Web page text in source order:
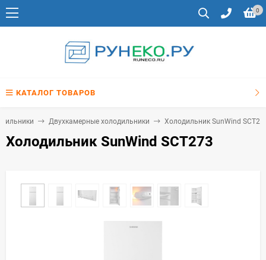
0
КАТАЛОГ ТОВАРОВ
Двухкамерные холодильники Холодильник SunWind
Холодильник SunWind SCT273